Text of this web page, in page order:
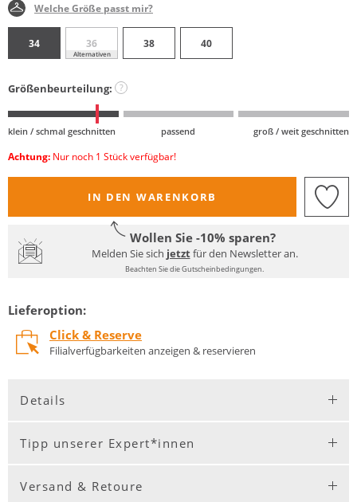
Welche Größe passt mir?
34 36
Alternativen
38 40
Größenbeurteilung: ?
klein / schmal geschnitten passend groß / weit geschnitten
Achtung: Nur noch 1 Stück verfügbar!
IN DEN WARENKORB
Wollen Sie -10% sparen?
Melden Sie sich jetztfür den Newsletter an.
Beachten Sie die Gutscheinbedingungen.
Lieferoption:
Click & Reserve
Filialverfügbarkeiten anzeigen & reservieren
Details
Tipp unserer Expert*innen
Versand & Retoure